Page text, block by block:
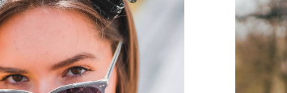
Unisex
Lunettes de soleil
Fila